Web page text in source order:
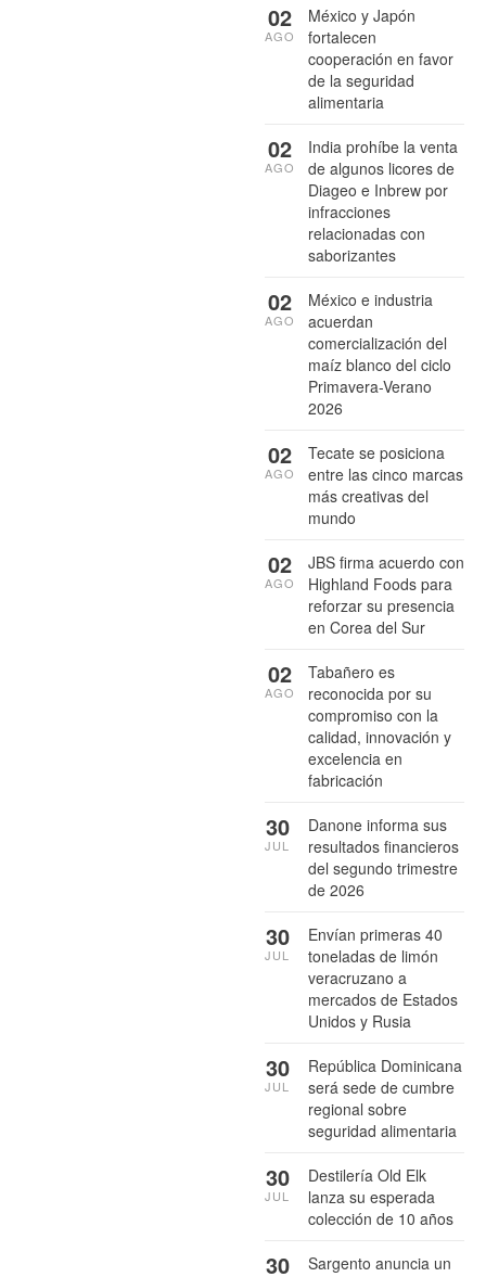
México y Japón
fortalecen
cooperación en favor
de la seguridad
alimentaria
02
AGO
India prohíbe la venta
de algunos licores de
Diageo e Inbrew por
infracciones
relacionadas con
saborizantes
02
AGO
México e industria
acuerdan
comercialización del
maíz blanco del ciclo
Primavera-Verano
2026
02
AGO
Tecate se posiciona
entre las cinco marcas
más creativas del
mundo
02
AGO
JBS firma acuerdo con
Highland Foods para
reforzar su presencia
en Corea del Sur
02
AGO
Tabañero es
reconocida por su
compromiso con la
calidad, innovación y
excelencia en
fabricación
02
AGO
Danone informa sus
resultados financieros
del segundo trimestre
de 2026
30
JUL
Envían primeras 40
toneladas de limón
veracruzano a
mercados de Estados
Unidos y Rusia
30
JUL
República Dominicana
será sede de cumbre
regional sobre
seguridad alimentaria
30
JUL
Destilería Old Elk
lanza su esperada
colección de 10 años
30
JUL
Sargento anuncia un
30